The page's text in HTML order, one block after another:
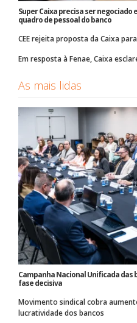
Super Caixa precisa ser
quadro de pessoal do banco
CEE rejeita proposta da Caixa
Em resposta à Fenae, Caixa
As mais lidas
Campanha Nacional Unificada
fase decisiva
Movimento sindical cobra
lucratividade dos bancos